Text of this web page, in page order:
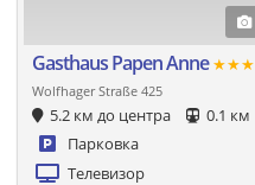
Gasthaus Papen Anne★★★
Wolfhager Straße 425
5.2 км до центра 0.1 км
Парковка
Телевизор